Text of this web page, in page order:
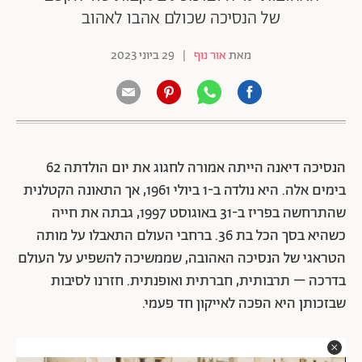
של הנסיכה שכולם אהבו לאהוב
מאתאור נוף | 29 ביוני 2023
הנסיכה דיאנה הייתה אמורה לחגוג את יום הולדתה 62
בימים אלה. היא נולדה ב-1 ביולי 1961, אך התאונה הקטלנית
שהתרחשה בפריז ב-31 באוגוסט 1997, גבתה את חייה
כשהיא בסך הכל בת 36. ברחבי העולם התאבלו על מותה
הטראגי של הנסיכה האהובה, שממשיכה להשפיע על העולם
בדרכה – תרבותית, חברתית ואופנתית. חזרנו לסיבות
שבזכותן היא הפכה לאייקון חד פעמי.